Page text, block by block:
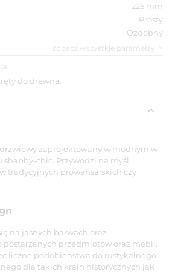
225 mm
Prosty
Ozdobny
zobacz wszystkie parametry
do drewna.
zaprojektowany w modnym w
chic. Przywodzi na myśl
tradycyjnych prowansalskich czy
na jasnych barwach oraz
postarzanych przedmiotów oraz mebli.
liczne podobieństwa do rustykalnego
dla takich krain historycznych jak